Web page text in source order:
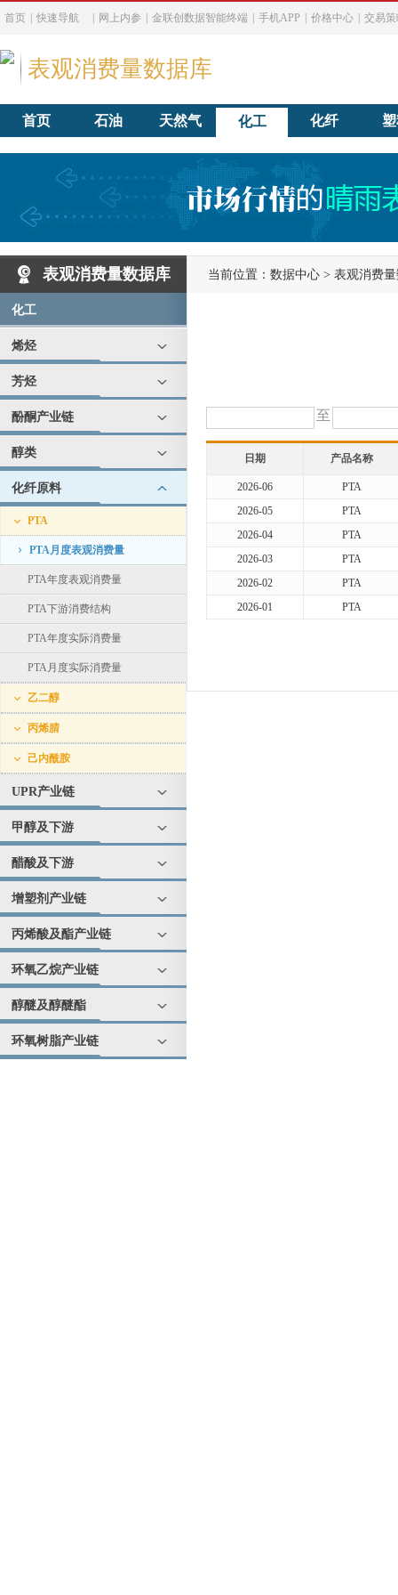
首页 快速导航 网上内参 金联创数据智能终端 手机APP 价格中心 交易
表观消费量数据库
首页 石油 天然气 化工 化纤
表观消费量数据库
化工
烯烃
芳烃
酚酮产业链
醇类
化纤原料
PTA
PTA月度表观消费量
PTA年度表观消费量
PTA下游消费结构
PTA年度实际消费量
PTA月度实际消费量
乙二醇
丙烯腈
己内酰胺
UPR产业链
甲醇及下游
醋酸及下游
增塑剂产业链
丙烯酸及酯产业链
环氧乙烷产业链
醇醚及醇醚酯
环氧树脂产业链
当前位置： 数据中心 > 表观消费
至
日期 产品名称
2026-06
PTA
2026-05
PTA
2026-04
PTA
2026-03
PTA
2026-02
PTA
2026-01
PTA